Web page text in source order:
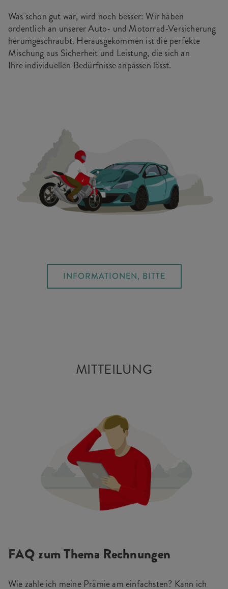
Was schon gut war, wird noch besser: Wir haben
ordentlich an unserer Auto- und Motorrad-Versicherung
herumgeschraubt. Herausgekommen ist die perfekte
Mischung aus Sicherheit und Leistung, die sich an
Ihre individuellen Bedürfnisse anpassen lässt.
INFORMATIONEN, BITTE
MITTEILUNG
FAQ zum Thema Rechnungen
Wie zahle ich meine Prämie am einfachsten? Kann ich